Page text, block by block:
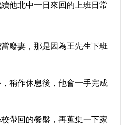
他北中一日來回的上班日常
廢妻，那是因為王先生下班
稍作休息後，他會一手完成
帶回的餐盤，再蒐集一下家